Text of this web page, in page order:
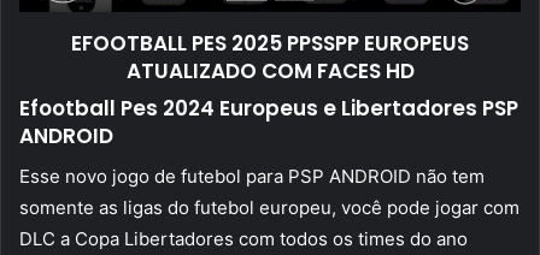
EFOOTBALL PES 2025 PPSSPP EUROPEUS
ATUALIZADO COM FACES HD
Efootball Pes 2024 Europeus e Libertadores PSP
ANDROID
Esse novo jogo de futebol para PSP ANDROID não tem
somente as ligas do futebol europeu, você pode jogar com
DLC a Copa Libertadores com todos os times do ano